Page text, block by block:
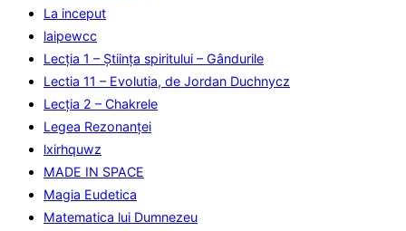
La inceput
laipewcc
Lecţia 1 – Ştiinţa spiritului – Gândurile
Lectia 11 – Evolutia, de Jordan Duchnycz
Lecţia 2 – Chakrele
Legea Rezonanţei
lxirhquwz
MADE IN SPACE
Magia Eudetica
Matematica lui Dumnezeu